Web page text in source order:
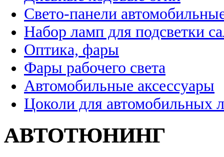
Свето-панели
Набор ламп для подсветки
Оптика, фары
Фары рабочего света
Автомобильные аксессуары
Цоколи для автомобильных
АВТОТЮНИНГ